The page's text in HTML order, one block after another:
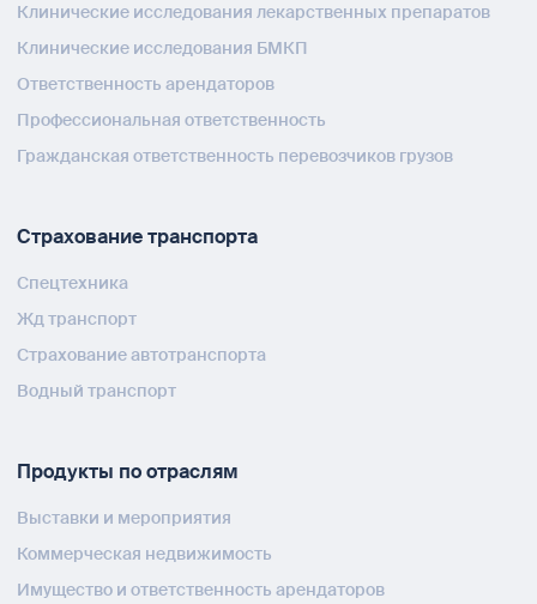
Клинические исследования лекарственных препаратов
Клинические исследования БМКП
Ответственность арендаторов
Профессиональная ответственность
Гражданская ответственность перевозчиков грузов
Страхование транспорта
Спецтехника
Жд транспорт
Страхование автотранспорта
Водный транспорт
Продукты по отраслям
Выставки и мероприятия
Коммерческая недвижимость
Имущество и ответственность арендаторов